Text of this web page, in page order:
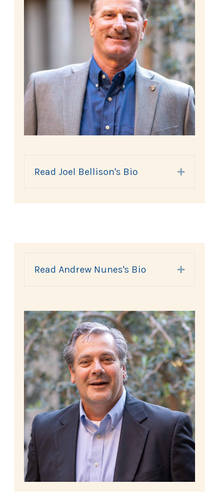
Read Joel Bellison's Bio Expand
Read Andrew Nunes's Bio Expand